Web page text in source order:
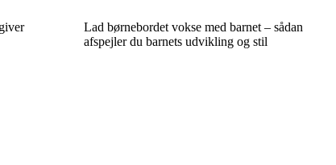
Lad børnebordet vokse med barnet – sådan
afspejler du barnets udvikling og stil